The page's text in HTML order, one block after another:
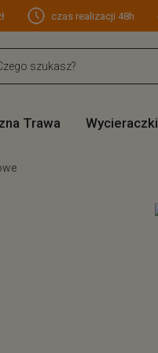
czas realizacji 48h
Trawa Wycieraczki